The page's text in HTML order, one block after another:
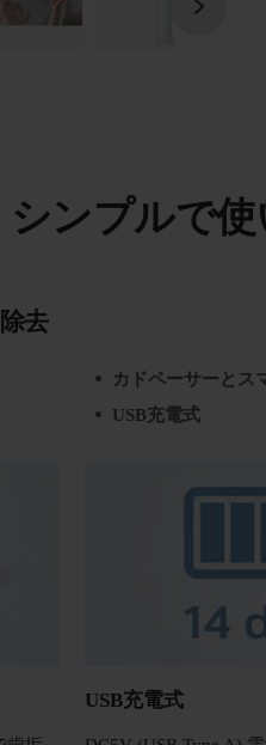
ンプルで
去
カドペーサーとス
USB充電式
USB充電式